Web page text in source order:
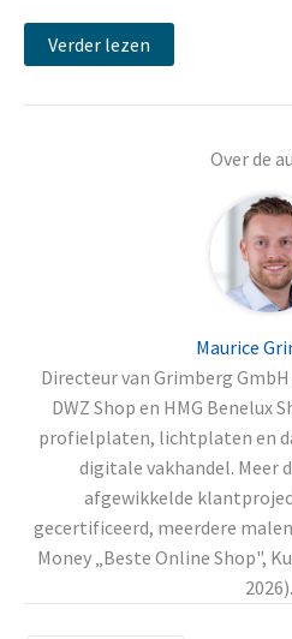
Verder lezen
Over de
Maurice
Directeur van Grimberg
DWZ Shop en HMG Benelux
profielplaten, lichtplaten en
digitale vakhandel. Meer
afgewikkelde
gecertificeerd, meerdere
Money „Beste Online Shop",
2026).